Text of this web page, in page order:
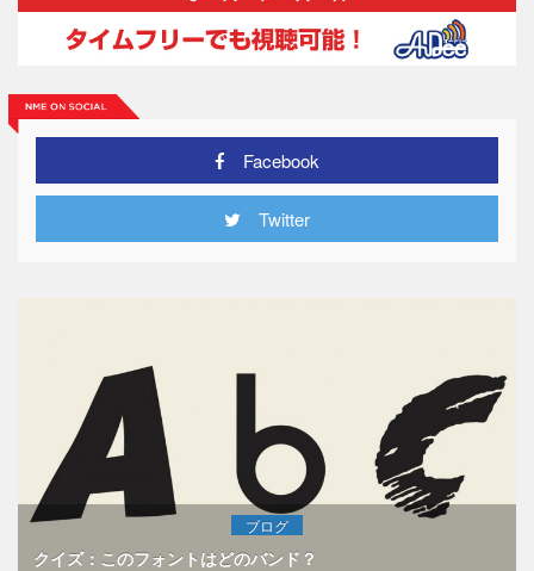
Facebook
Twitter
ブログ
クイズ：このフォントはどのバンド？